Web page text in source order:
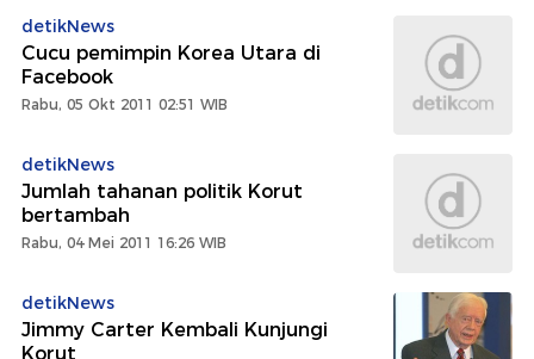
detikNews
Cucu pemimpin Korea Utara di
Facebook
Rabu, 05 Okt 2011 02:51 WIB
detikNews
Jumlah tahanan politik Korut
bertambah
Rabu, 04 Mei 2011 16:26 WIB
detikNews
Jimmy Carter Kembali Kunjungi
Korut